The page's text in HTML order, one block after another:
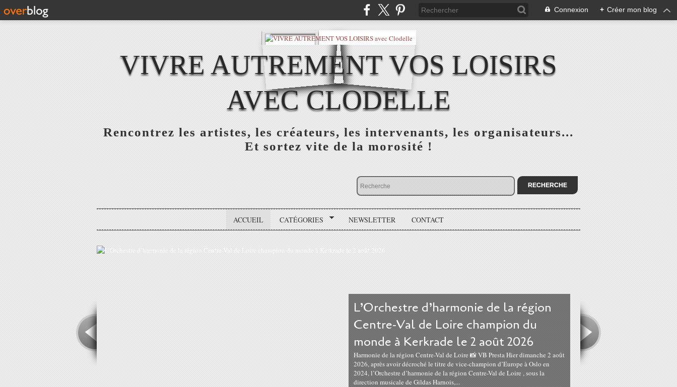
Connexion + Créer mon blog
VIVRE AUTREMENT VOS LOISIRS
AVEC CLODELLE
Rencontrez les artistes, les créateurs, les intervenants, les organisateurs...
Et sortez vite de la morosité !
ACCUEIL CATÉGORIES NEWSLETTER CONTACT
L’Orchestre d’harmonie de la région
Centre-Val de Loire champion du
monde à Kerkrade le 2 août 2026
Harmonie de la région Centre-Val de Loire 📸 VB Presta Hier dimanche 2 août
2026, après avoir décroché le titre de vice-champion d’Europe à Oslo en
2024, l’Orchestre d’harmonie de la région Centre-Val de Loire , sous la
direction musicale de Gildas Harnois,...